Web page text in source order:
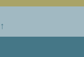
↑